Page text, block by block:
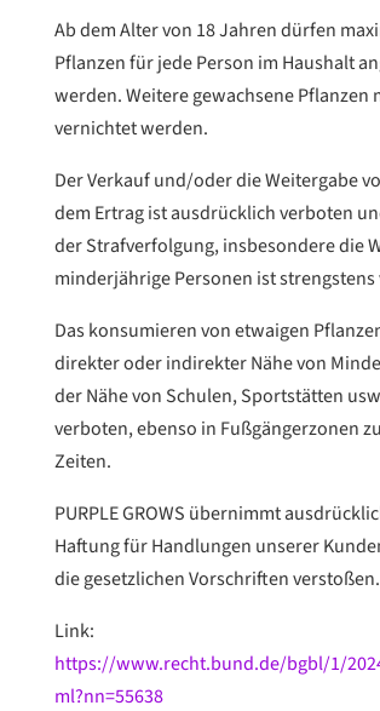
Ab dem Alter von 18 Jahren dürfen
Pflanzen für jede Person im Haushalt
werden. Weitere gewachsene Pflanzen
vernichtet werden.
Der Verkauf und/oder die Weitergabe
dem Ertrag ist ausdrücklich verboten
der Strafverfolgung, insbesondere die
minderjährige Personen ist
Das konsumieren von etwaigen
direkter oder indirekter Nähe von
der Nähe von Schulen, Sportstätten
verboten, ebenso in Fußgängerzonen
Zeiten.
PURPLE GROWS übernimmt
Haftung für Handlungen unserer
die gesetzlichen Vorschriften verstoßen.
Link:
https://www.recht.bund.de/bgbl/1/
ml?nn=55638